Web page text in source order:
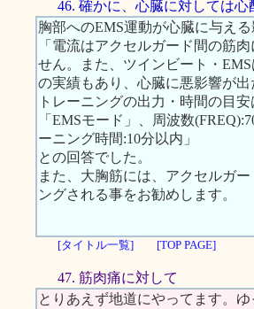
46. 確かに、心臓に対しては心
胸部へのEMS運動が心臓に与え
「電流はアクセルガード間の筋
せん。また、ツインビート・
の実績もあり、心臓に悪影響が
トレーニングの出力・時間の目安
「EMSモード」、周波数
ーニング時間:10分以内」
との回答でした。
また、大胸筋には、アクセルガ
ングされる事をお勧めします。
[タイトル一覧]
[TOP PAGE]
47. 筋肉痛に対して
とりあえず地道にやってます。